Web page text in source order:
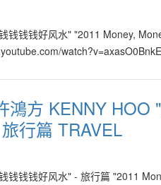
钱钱钱好风水" "2011 Money,
方 KENNY HOO
行篇 TRAVEL
钱钱钱好风水" - 旅行篇 "2011